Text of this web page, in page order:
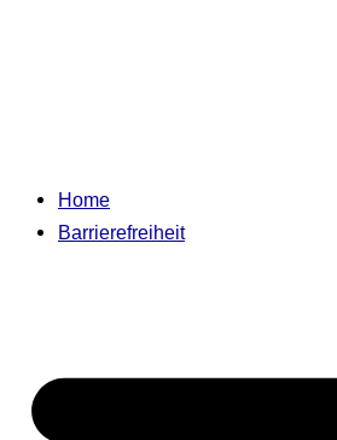
Home
Barrierefreiheit